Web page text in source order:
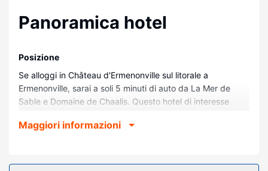
Panoramica hotel
Posizione
Se alloggi in Château d'Ermenonville sul litorale a
Ermenonville, sarai a soli 5 minuti di auto da La Mer de
Sable e Domaine de Chaalis. Questo hotel di interesse
Golf de Morfontaine.
Rilassati in una delle 55 camere con stile personalizzato
Maggiori informazioni